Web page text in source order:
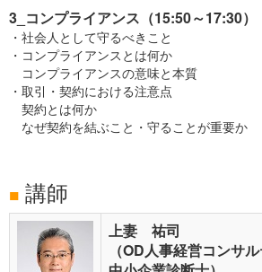
3_コンプライアンス（15:50～17:30）
・社会人として守るべきこと
・コンプライアンスとは何か
コンプライアンスの意味と本質
・取引・契約における注意点
契約とは何か
なぜ契約を結ぶこと・守ることが重要か
■ 講師
上妻 祐司
（OD人事経営コンサ